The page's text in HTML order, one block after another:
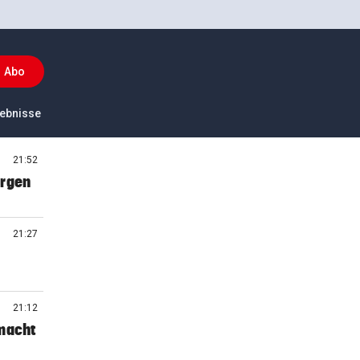
Abo
US-Sport
21:52
21:27
21:12